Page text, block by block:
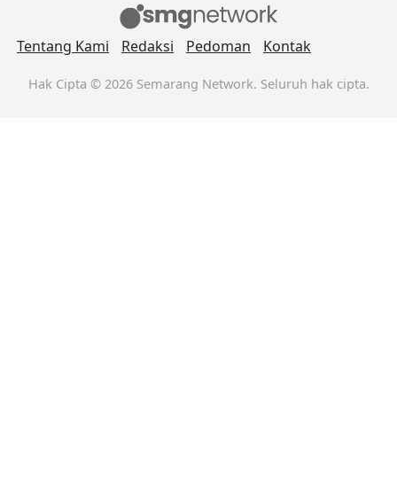
Tentang Kami Redaksi Pedoman Kontak
Hak Cipta © 2026 Semarang Network. Seluruh hak cipta.